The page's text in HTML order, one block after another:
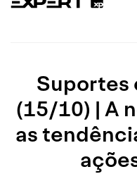
Suportes
(15/10) | A
as